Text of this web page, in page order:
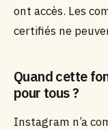
ont accès. Les
certifiés ne
Quand cette
pour tous ?
Instagram n’a